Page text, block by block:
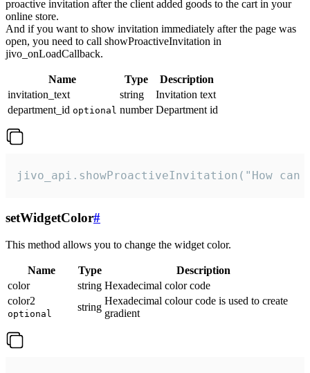
proactive invitation after the client added goods to the cart in your
online store.
And if you want to show invitation immediately after the page was
open, you need to call showProactiveInvitation in
jivo_onLoadCallback.
Name Type
Description
invitation_text
string
Invitation text
department_id optional number Department id
jivo_api.showProactiveInvitation("How
setWidgetColor#
This method allows you to change the widget color.
Name Type
Description
color
string Hexadecimal color code
color2
optional
string
Hexadecimal colour code is used to create
gradient